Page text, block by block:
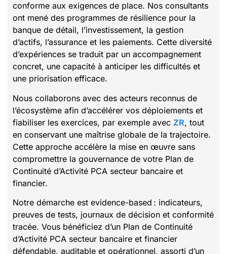
conforme aux exigences de place. Nos consultants
ont mené des programmes de résilience pour la
banque de détail, l’investissement, la gestion
d’actifs, l’assurance et les paiements. Cette diversité
d’expériences se traduit par un accompagnement
concret, une capacité à anticiper les difficultés et
une priorisation efficace.
Nous collaborons avec des acteurs reconnus de
l’écosystème afin d’accélérer vos déploiements et
fiabiliser les exercices, par exemple avec ZR, tout
en conservant une maîtrise globale de la trajectoire.
Cette approche accélère la mise en œuvre sans
compromettre la gouvernance de votre Plan de
Continuité d’Activité PCA secteur bancaire et
financier.
Notre démarche est evidence-based : indicateurs,
preuves de tests, journaux de décision et conformité
tracée. Vous bénéficiez d’un Plan de Continuité
d’Activité PCA secteur bancaire et financier
défendable, auditable et opérationnel, assorti d’un